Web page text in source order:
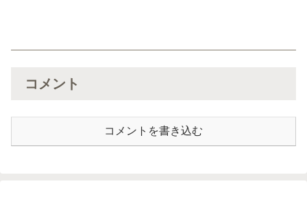
コメント
コメントを書き込む